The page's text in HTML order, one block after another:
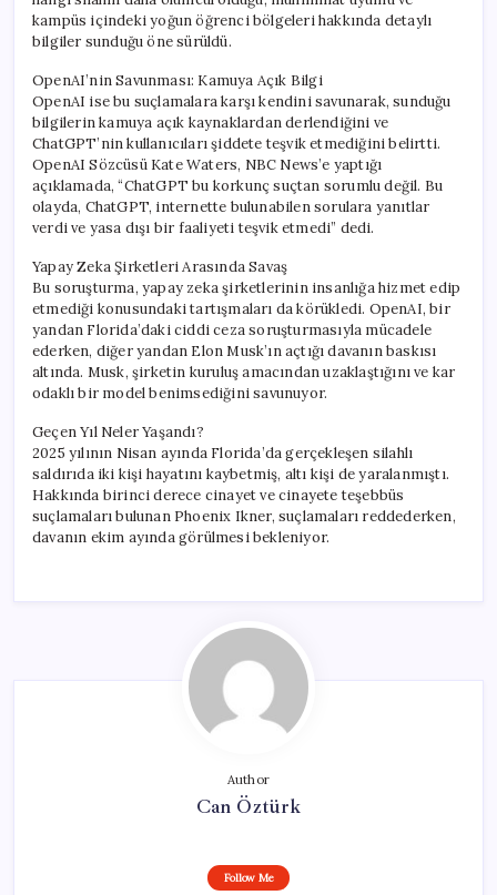
kampüs içindeki yoğun öğrenci bölgeleri hakkında detaylı
bilgiler sunduğu öne sürüldü.
OpenAI’nin Savunması: Kamuya Açık Bilgi
OpenAI ise bu suçlamalara karşı kendini savunarak, sunduğu
bilgilerin kamuya açık kaynaklardan derlendiğini ve
ChatGPT’nin kullanıcıları şiddete teşvik etmediğini belirtti.
OpenAI Sözcüsü Kate Waters, NBC News’e yaptığı
açıklamada, “ChatGPT bu korkunç suçtan sorumlu değil. Bu
olayda, ChatGPT, internette bulunabilen sorulara yanıtlar
verdi ve yasa dışı bir faaliyeti teşvik etmedi” dedi.
Yapay Zeka Şirketleri Arasında Savaş
Bu soruşturma, yapay zeka şirketlerinin insanlığa hizmet edip
etmediği konusundaki tartışmaları da körükledi. OpenAI, bir
yandan Florida’daki ciddi ceza soruşturmasıyla mücadele
ederken, diğer yandan Elon Musk’ın açtığı davanın baskısı
altında. Musk, şirketin kuruluş amacından uzaklaştığını ve kar
odaklı bir model benimsediğini savunuyor.
Geçen Yıl Neler Yaşandı?
2025 yılının Nisan ayında Florida’da gerçekleşen silahlı
saldırıda iki kişi hayatını kaybetmiş, altı kişi de yaralanmıştı.
Hakkında birinci derece cinayet ve cinayete teşebbüs
suçlamaları bulunan Phoenix Ikner, suçlamaları reddederken,
davanın ekim ayında görülmesi bekleniyor.
Author
Can Öztürk
Follow Me